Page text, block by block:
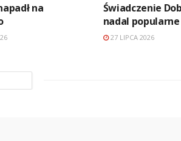
na
Świadczenie
nadal popularne
27 LIPCA 2026